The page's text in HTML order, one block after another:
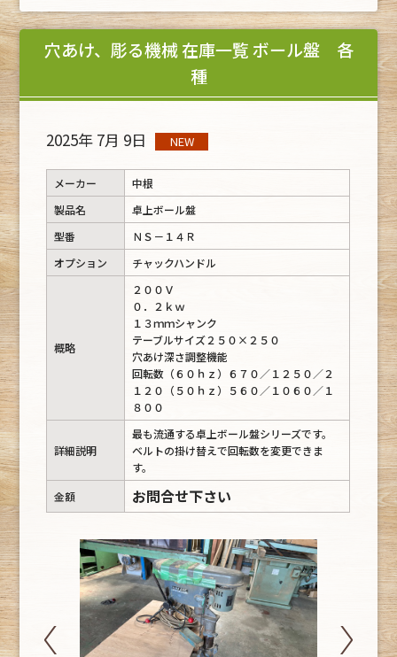
穴あけ、彫る機械 在庫一覧 ボール盤 各
種
2025年 7月 9日 NEW
メーカー
中根
製品名
卓上ボール盤
型番
ＮＳ－１４Ｒ
オプション
チャックハンドル
概略
２００Ｖ
０．２ｋｗ
１３ｍｍシャンク
テーブルサイズ２５０×２５０
穴あけ深さ調整機能
回転数（６０ｈｚ）６７０／１２５０／２
１２０（５０ｈｚ）５６０／１０６０／１
８００
詳細説明
最も流通する卓上ボール盤シリーズです。
ベルトの掛け替えで回転数を変更できま
す。
金額
お問合せ下さい